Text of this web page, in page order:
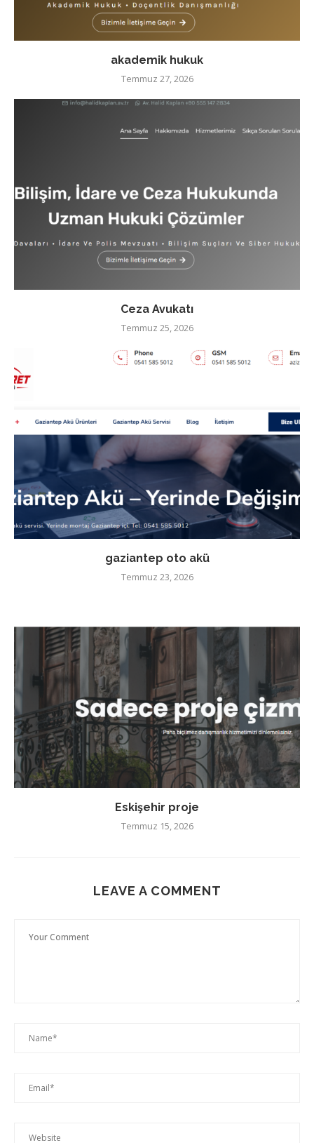
akademik hukuk
Temmuz 27, 2026
Ceza Avukatı
Temmuz 25, 2026
gaziantep oto akü
Temmuz 23, 2026
Eskişehir proje
Temmuz 15, 2026
LEAVE A COMMENT